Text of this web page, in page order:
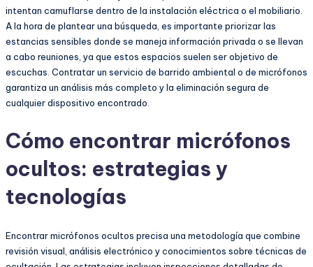
intentan camuflarse dentro de la instalación eléctrica o el mobiliario.
A la hora de plantear una búsqueda, es importante priorizar las
estancias sensibles donde se maneja información privada o se llevan
a cabo reuniones, ya que estos espacios suelen ser objetivo de
escuchas. Contratar un servicio de barrido ambiental o de micrófonos
garantiza un análisis más completo y la eliminación segura de
cualquier dispositivo encontrado.
Cómo encontrar micrófonos
ocultos: estrategias y
tecnologías
Encontrar micrófonos ocultos precisa una metodología que combine
revisión visual, análisis electrónico y conocimientos sobre técnicas de